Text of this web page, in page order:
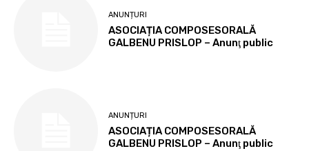
ANUNȚURI
ASOCIAȚIA COMPOSESORALĂ
GALBENU PRISLOP – Anunţ public
ANUNȚURI
ASOCIAȚIA COMPOSESORALĂ
GALBENU PRISLOP – Anunţ public